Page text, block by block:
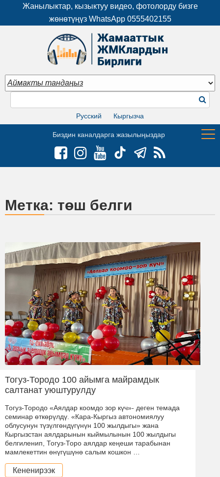
Жанылыктар, кызыктуу видео, фотолорду бизге
жөнөтүңүз WhatsApp 0555402155
Русский Кыргызча
Биздин каналдарга жазылыңыздар
Метка: төш белги
Тогуз-Тородо 100 айымга майрамдык
салтанат уюштурулду
Тогуз-Тородо «Аялдар коомдо зор күч»- деген темада
семинар өткөрүлдү. «Кара-Кыргыз автономиялуу
облусунун түзүлгөндүгүнүн 100 жылдыгы» жана
Кыргызстан аялдарынын кыймылынын 100 жылдыгы
белгиленип, Тогуз-Торо аялдар кеңеши тарабынан
мамлекеттин өнүгүшүнө салым кошкон …
Кененирээк